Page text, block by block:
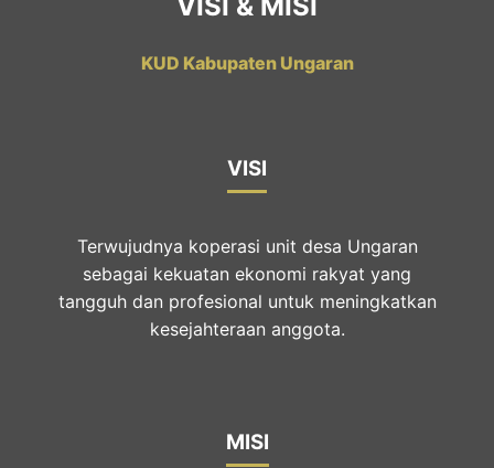
KUD Kabupaten Ungaran
VISI
Terwujudnya koperasi unit desa Ungaran
sebagai kekuatan ekonomi rakyat yang
tangguh dan profesional untuk meningkatkan
kesejahteraan anggota.
MISI